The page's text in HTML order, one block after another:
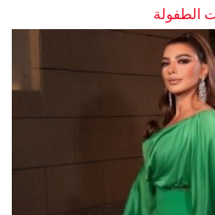
الطفولة